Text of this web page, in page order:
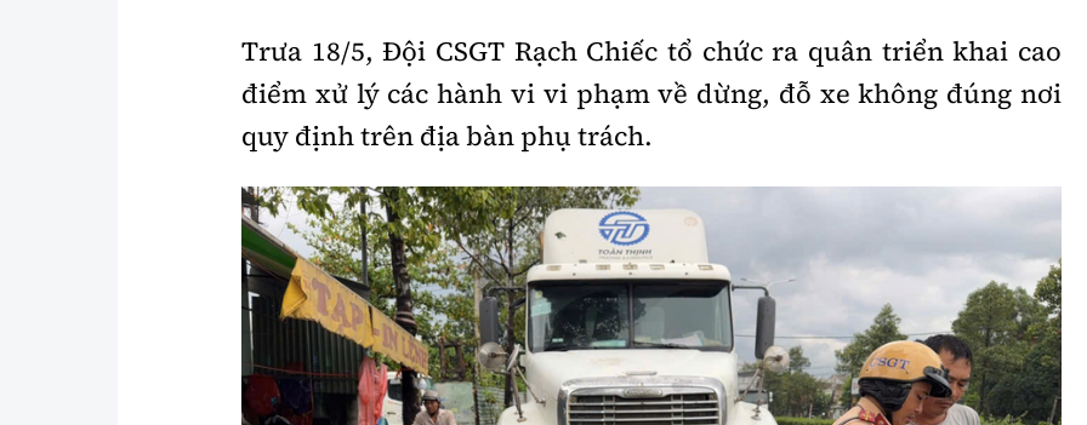
Nhà thầu
Thi viết về Ngành
Văn hóa giao thông
Lái xe an toàn
Gương sáng giao thông
xem thêm
Chất lượng sống Văn hóa - Giải Trí
Văn hóa
Thể thao
Bóng đá
Công nghệ
Công nghệ mới
Trưa 18/5, Đội CSGT Rạch Chiếc tổ chức ra quân triển khai cao
điểm xử lý các hành vi vi phạm về dừng, đỗ xe không đúng nơi
quy định trên địa bàn phụ trách.